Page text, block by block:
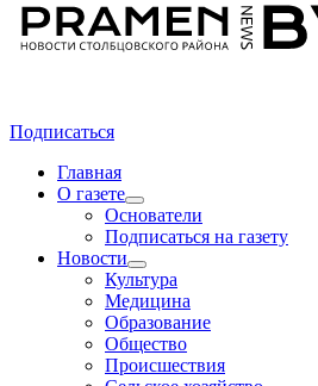
Подписаться
Главная
О газете
Основатели
Подписаться на газету
Новости
Культура
Медицина
Образование
Общество
Происшествия